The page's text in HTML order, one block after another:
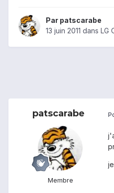
Par patscarabe
13 juin 2011 dans LG
patscarabe
Membre